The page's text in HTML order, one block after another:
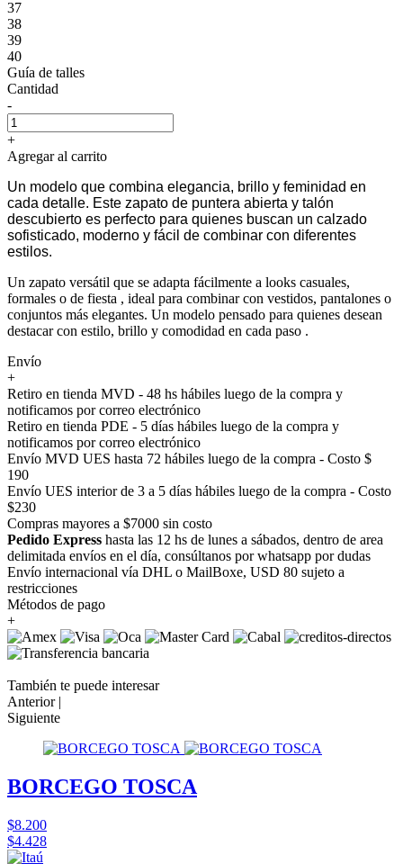
37
38
39
40
Guía de talles
Cantidad
-
+
Agregar al carrito
Un modelo que combina elegancia, brillo y feminidad en
cada detalle. Este zapato de puntera abierta y talón
descubierto es perfecto para quienes buscan un calzado
sofisticado, moderno y fácil de combinar con diferentes
estilos.
Un zapato versátil que se adapta fácilmente a looks casuales,
formales o de fiesta , ideal para combinar con vestidos, pantalones o
conjuntos más elegantes. Un modelo pensado para quienes desean
destacar con estilo, brillo y comodidad en cada paso .
Envío
+
Retiro en tienda MVD - 48 hs hábiles luego de la compra y
notificamos por correo electrónico
Retiro en tienda PDE - 5 días hábiles luego de la compra y
notificamos por correo electrónico
Envío MVD UES hasta 72 hábiles luego de la compra - Costo $
190
Envío UES interior de 3 a 5 días hábiles luego de la compra - Costo
$230
Compras mayores a $7000 sin costo
Pedido Express hasta las 12 hs de lunes a sábados, dentro de area
delimitada envíos en el día, consúltanos por whatsapp por dudas
Envío internacional vía DHL o MailBoxe, USD 80 sujeto a
restricciones
Métodos de pago
+
También te puede interesar
Anterior |
Siguiente
BORCEGO TOSCA
$8.200
$4.428